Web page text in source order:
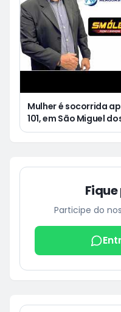
Mulher é socorrida
101, em São Miguel
morre após
Participe do